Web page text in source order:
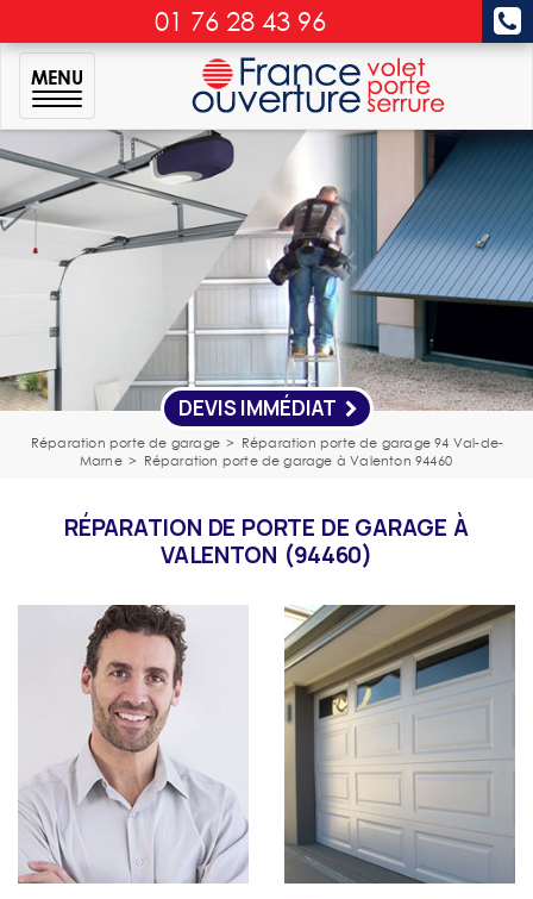
01 76 28 43 96
MENU
DEVIS IMMÉDIAT
Réparation porte de garage > Réparation porte de garage 94 Val-de-
Marne > Réparation porte de garage à Valenton 94460
RÉPARATION DE PORTE DE GARAGE À
VALENTON (94460)